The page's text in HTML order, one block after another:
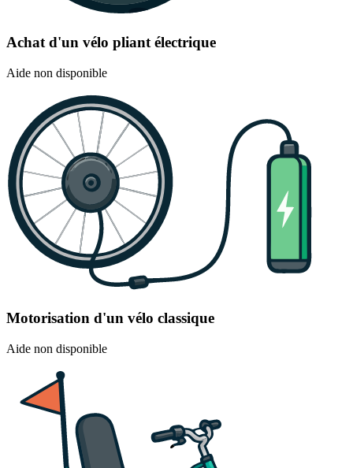
Achat d'un vélo pliant électrique
Aide non disponible
Motorisation d'un vélo classique
Aide non disponible